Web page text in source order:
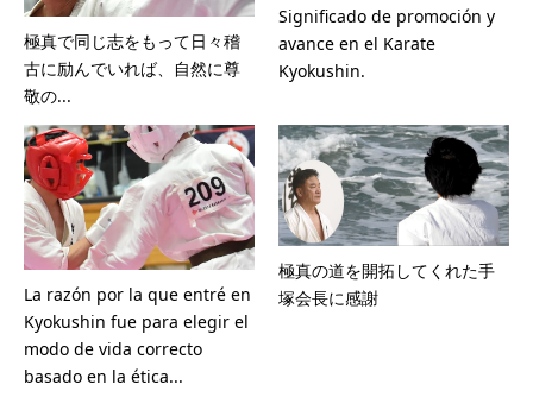
極真で同じ志をもって日々稽
古に励んでいれば、自然に尊
敬の...
Significado de promoción y
avance en el Karate
Kyokushin.
La razón por la que entré en
Kyokushin fue para elegir el
modo de vida correcto
basado en la ética...
極真の道を開拓してくれた手
塚会長に感謝